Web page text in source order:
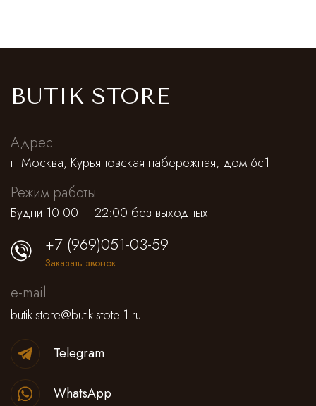
BUTIK STORE
Адрес
г. Москва, Курьяновская набережная, дом 6с1
Режим работы
Будни 10:00 – 22:00 без выходных
+7 (969)051-03-59
Заказать звонок
e-mail
butik-store@butik-stote-1.ru
Telegram
WhatsApp